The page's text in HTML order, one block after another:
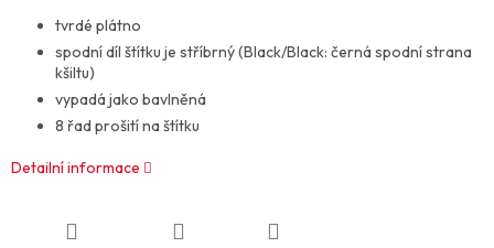
tvrdé plátno
spodní díl štítku je stříbrný (Black/Black: černá spodní strana
kšiltu)
vypadá jako bavlněná
8 řad prošití na štítku
Detailní informace